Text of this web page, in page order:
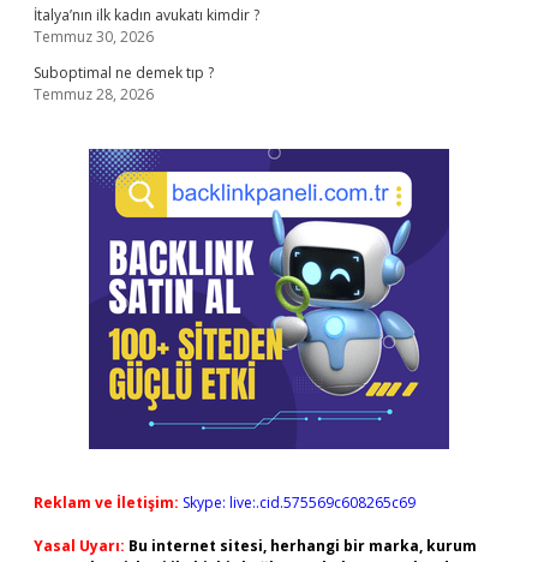
İtalya’nın ilk kadın avukatı kimdir ?
Temmuz 30, 2026
Suboptimal ne demek tıp ?
Temmuz 28, 2026
Reklam ve İletişim: Skype: live:.cid.575569c608265c69
Yasal Uyarı: Bu internet sitesi, herhangi bir marka, kurum